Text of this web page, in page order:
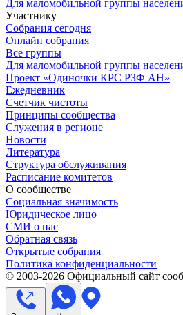
Для маломобильной группы
Участнику
Собрания сегодня
Онлайн собрания
Все группы
Для маломобильной группы
Проект «Одиночки КРС РЗФ АН»
Ежедневник
Счетчик чистоты
Принципы сообщества
Служения в регионе
Новости
Литература
Структура обслуживания
Расписание комитетов
О сообществе
Социальная значимость
Юридическое лицо
СМИ о нас
Обратная связь
Открытые собрания
Политика конфиденциальности
© 2003-2026 Официальный сайт